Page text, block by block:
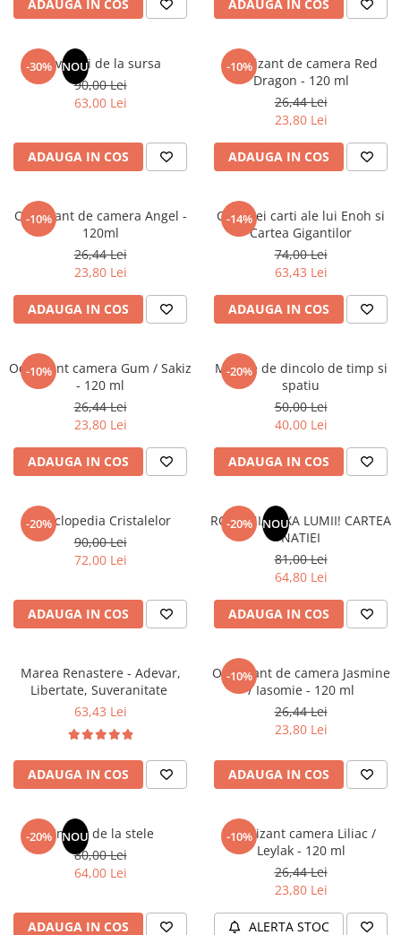
Elevi de 10 plus
Lecturi Scolare
Lumea Copilariei
Ma pregatesc pentru scoala
Clasa a II-a
Clasa a III-a
Clasa a IV-a
Clasa a V-a
Clasa a VI-a
Clasa a VII-a
Clasa a VIII-a
Clasa I
Limbi Straine
Povesti
Povesti ilustrate
Realitatea Augmentata
ScienceConnection
ADAUGA IN COS ADAUGA IN COS
-30% NOU
Revelatii de la sursa
90,00 Lei
63,00 Lei
ADAUGA IN COS
-10%
Odorizant de camera Red
Dragon - 120 ml
26,44 Lei
23,80 Lei
ADAUGA IN COS
-10%
Odorizant de camera Angel -
120ml
26,44 Lei
23,80 Lei
ADAUGA IN COS
-14%
Cele trei carti ale lui Enoh si
Cartea Gigantilor
74,00 Lei
63,43 Lei
ADAUGA IN COS
-10%
Odorizant camera Gum / Sakiz
- 120 ml
26,44 Lei
23,80 Lei
ADAUGA IN COS
-20%
Mesaje de dincolo de timp si
spatiu
50,00 Lei
40,00 Lei
ADAUGA IN COS
-20%
Enciclopedia Cristalelor
90,00 Lei
72,00 Lei
ADAUGA IN COS
-20% NOU
ROMANIA, AXA LUMII! CARTEA
NATIEI
81,00 Lei
64,80 Lei
ADAUGA IN COS
Marea Renastere - Adevar,
Libertate, Suveranitate
63,43 Lei
ADAUGA IN COS
-10%
Odorizant de camera Jasmine
/ Iasomie - 120 ml
26,44 Lei
23,80 Lei
ADAUGA IN COS
-20% NOU
Un dar de la stele
80,00 Lei
64,00 Lei
ADAUGA IN COS
-10%
Odorizant camera Liliac /
Leylak - 120 ml
26,44 Lei
23,80 Lei
ALERTA STOC